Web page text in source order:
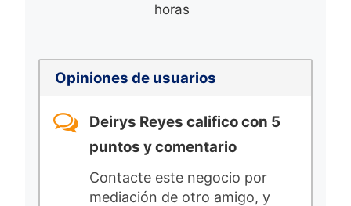
horas
Opiniones de usuarios
Deirys Reyes califico con 5
puntos y comentario
Contacte este negocio por
mediación de otro amigo, y